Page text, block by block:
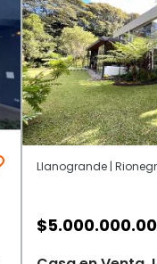
Llanogrande |
$